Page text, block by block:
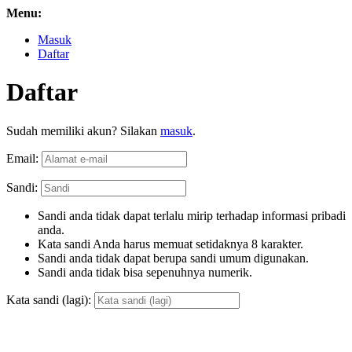
Menu:
Masuk
Daftar
Daftar
Sudah memiliki akun? Silakan masuk.
Email:
Sandi:
Sandi anda tidak dapat terlalu mirip terhadap informasi pribadi
anda.
Kata sandi Anda harus memuat setidaknya 8 karakter.
Sandi anda tidak dapat berupa sandi umum digunakan.
Sandi anda tidak bisa sepenuhnya numerik.
Kata sandi (lagi):